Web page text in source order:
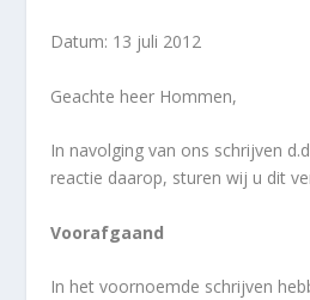
Datum: 13 juli 2012
Geachte heer Hommen,
In navolging van ons schrijven
reactie daarop, sturen wij u dit
Voorafgaand
In het voornoemde schrijven